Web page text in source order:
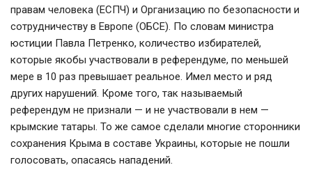
правам человека (ЕСПЧ) и Организацию по безопасности и
сотрудничеству в Европе (ОБСЕ). По словам министра
юстиции Павла Петренко, количество избирателей,
которые якобы участвовали в референдуме, по меньшей
мере в 10 раз превышает реальное. Имел место и ряд
других нарушений. Кроме того, так называемый
референдум не признали — и не участвовали в нем —
крымские татары. То же самое сделали многие сторонники
сохранения Крыма в составе Украины, которые не пошли
голосовать, опасаясь нападений.